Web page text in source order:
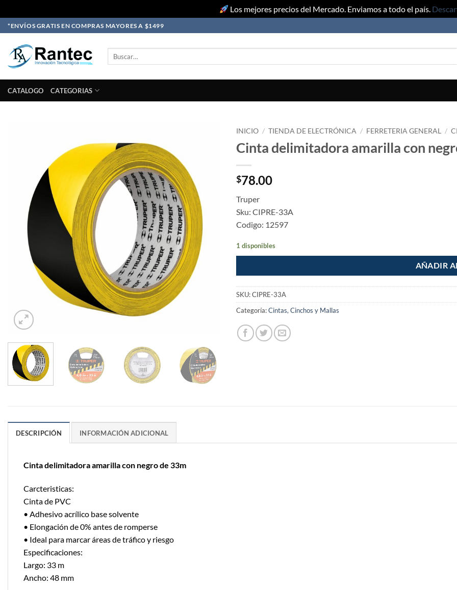
Los mejores precios del Mercado. Enviamos a todo el país.
Skip
to
content
*ENVÍOS GRATIS EN COMPRAS MAYORES A $1499
CATALOGO CATEGORIAS
INICIO / TIENDA DE ELECTRÓNICA / FERRETERIA GENERAL /
Cinta delimitadora amarilla con
$78.00
Truper
Sku: CIPRE-33A
Codigo: 12597
1 disponibles
AÑADIR
SKU:CIPRE-33A
Categoría:Cintas, Cinchos y Mallas
DESCRIPCIÓN INFORMACIÓN ADICIONAL
Cinta delimitadora amarilla con negro de 33m
Carcteristicas:
Cinta de PVC
• Adhesivo acrílico base solvente
• Elongación de 0% antes de romperse
• Ideal para marcar áreas de tráfico y riesgo
Especificaciones:
Largo: 33 m
Ancho: 48 mm